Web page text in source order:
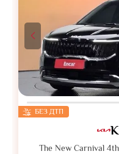
БЕЗ ДТП
The New Carnival